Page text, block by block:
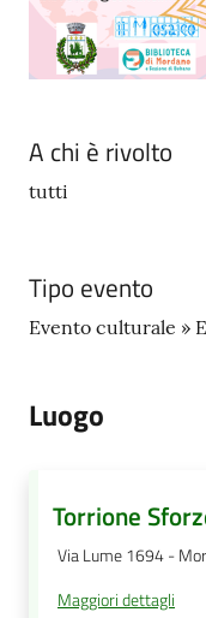
A chi è rivolto
tutti
Tipo evento
Evento culturale »
Luogo
Torrione
Via Lume 1694 -
Maggiori dettagli